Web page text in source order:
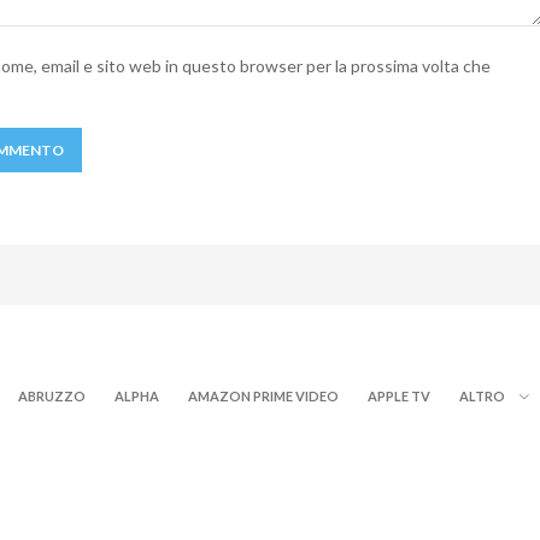
email e sito web in questo browser per la prossima volta che
ABRUZZO ALPHA AMAZON PRIME VIDEO APPLE TV ALTRO